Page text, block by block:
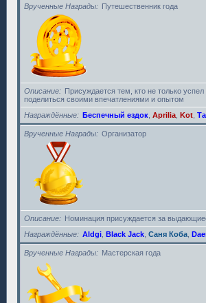
Врученные Награды Путешественник года
Описание
Присуждается тем, кто не только
поделиться своими впечатлениями и опытом
Награждённые
Беспечный ездок Aprilia Kot
Врученные Награды Организатор
Описание
Номинация присуждается за
Награждённые
Aldgi Black Jack Саня Коба
Врученные Награды Мастерская года